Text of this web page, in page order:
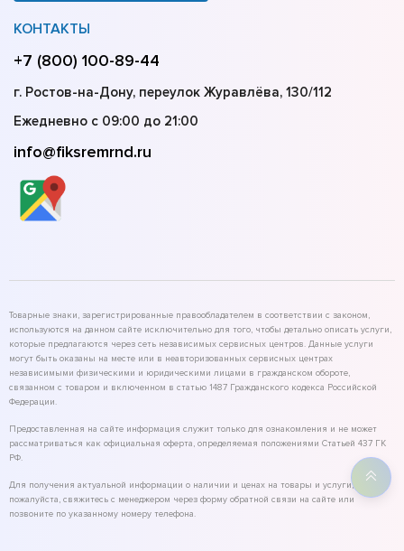
КОНТАКТЫ
+7 (800) 100-89-44
г. Ростов-на-Дону, переулок Журавлёва, 130/112
Ежедневно с 09:00 до 21:00
info@fiksremrnd.ru
Товарные знаки, зарегистрированные правообладателем в соответствии с законом,
используются на данном сайте исключительно для того, чтобы детально описать услуги,
которые предлагаются через сеть независимых сервисных центров. Данные услуги
могут быть оказаны на месте или в неавторизованных сервисных центрах
независимыми физическими и юридическими лицами в гражданском обороте,
связанном с товаром и включенном в статью 1487 Гражданского кодекса Российской
Федерации.
Предоставленная на сайте информация служит только для ознакомления и не может
рассматриваться как официальная оферта, определяемая положениями Статьей 437 ГК
РФ.
Для получения актуальной информации о наличии и ценах на товары и услуги,
пожалуйста, свяжитесь с менеджером через форму обратной связи на сайте или
позвоните по указанному номеру телефона.